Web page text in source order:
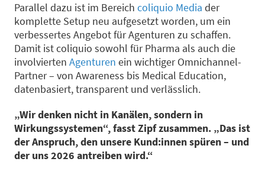
Parallel dazu ist im Bereich coliquio Media der
komplette Setup neu aufgesetzt worden, um ein
verbessertes Angebot für Agenturen zu schaffen.
Damit ist coliquio sowohl fürPharma als auch die
involvierten Agenturen ein wichtiger Omnichannel-
Partner– von Awareness bis Medical Education,
datenbasiert, transparent und verlässlich.
„Wir denken nicht in Kanälen, sondern in
Wirkungssystemen“, fasst Zipf zusammen. „Das ist
der Anspruch, den unsere Kund:innen spüren – und
der uns 2026 antreiben wird.“